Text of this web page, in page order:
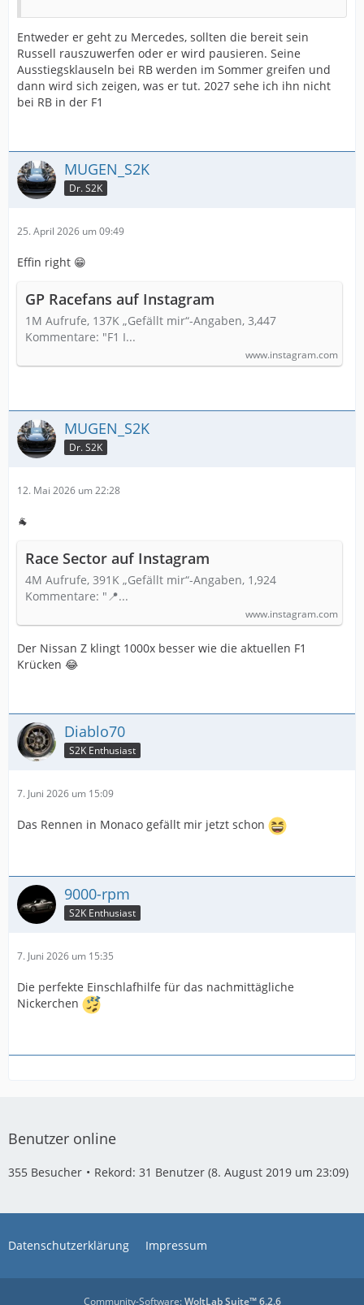
Entweder er geht zu Mercedes, sollten die bereit sein
Russell rauszuwerfen oder er wird pausieren. Seine
Ausstiegsklauseln bei RB werden im Sommer greifen und
dann wird sich zeigen, was er tut. 2027 sehe ich ihn nicht
bei RB in der F1
MUGEN_S2K
Dr. S2K
25. April 2026 um 09:49
Effin right 😁
GP Racefans auf Instagram
1M Aufrufe, 137K „Gefällt mir“-Angaben, 3,447
Kommentare: "F1 I...
www.instagram.com
MUGEN_S2K
Dr. S2K
12. Mai 2026 um 22:28
🐐
Race Sector auf Instagram
4M Aufrufe, 391K „Gefällt mir“-Angaben, 1,924
Kommentare: "📍...
www.instagram.com
Der Nissan Z klingt 1000x besser wie die aktuellen F1
Krücken 😂
Diablo70
S2K Enthusiast
7. Juni 2026 um 15:09
Das Rennen in Monaco gefällt mir jetzt schon
9000-rpm
S2K Enthusiast
7. Juni 2026 um 15:35
Die perfekte Einschlafhilfe für das nachmittägliche
Nickerchen
Benutzer online
355 Besucher Rekord: 31 Benutzer (8. August 2019 um 23:09)
Datenschutzerklärung Impressum
Community-Software:WoltLab Suite™ 6.2.6